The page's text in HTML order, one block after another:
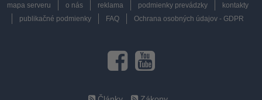
mapa serveru o nás reklama podmienky prevádzky
kontakty
publikačné podmienky
FAQ Ochrana osobných údajov - GDPR